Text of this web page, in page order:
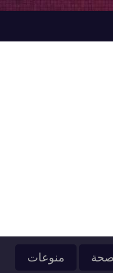
صحة منوعات